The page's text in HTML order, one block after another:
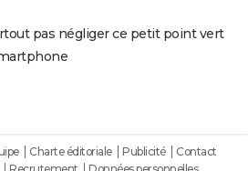
pas négliger ce petit point vert
Charte éditoriale Publicité
Contact